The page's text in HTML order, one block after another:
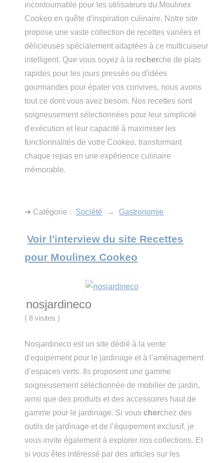
incontournable pour les utilisateurs du Moulinex
Cookeo en quête d'inspiration culinaire. Notre site
propose une vaste collection de recettes variées et
délicieuses spécialement adaptées à ce multicuiseur
intelligent. Que vous soyez à la recherche de plats
rapides pour les jours pressés ou d'idées
gourmandes pour épater vos convives, nous avons
tout ce dont vous avez besoin. Nos recettes sont
soigneusement sélectionnées pour leur simplicité
d'exécution et leur capacité à maximiser les
fonctionnalités de votre Cookeo, transformant
chaque repas en une expérience culinaire
mémorable.
➔ Catégorie : Société → Gastronomie
Voir l'interview du site Recettes
pour Moulinex Cookeo
nosjardineco
( 8 visites)
Nosjardineco est un site dédié à la vente
d'equipement pour le jardinage et à l’aménagement
d’espaces verts. Ils proposent une gamme
soigneusement sélectionnée de mobilier de jardin,
ainsi que des produits et des accessoires haut de
gamme pour le jardinage. Si vouscherchez des
outils de jardinage et de l’équipement exclusif, je
vous invite également à explorer nos collections. Et
si vous êtes intéressé par des articles sur les